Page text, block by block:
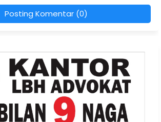
Posting Komentar (0)